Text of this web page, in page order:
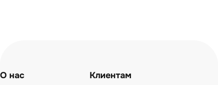
О нас
Клиентам